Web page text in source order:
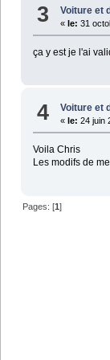
3 Voiture et
«le: 31
ça y est je l'ai
4 Voiture et
« le: 24 juin
Voila Chris
Les modifs de
Pages: [1]